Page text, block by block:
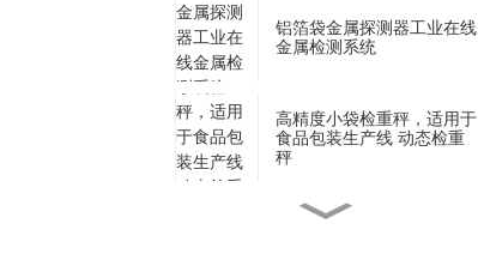
铝箔袋金属探测器工业在线
金属检测系统
高精度小袋检重秤，适用于
食品包装生产线 动态检重
秤